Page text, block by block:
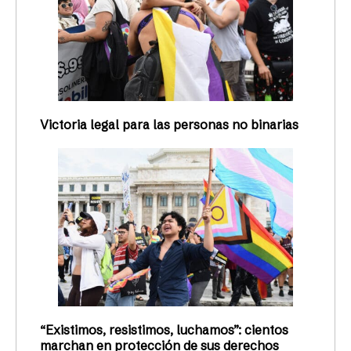
Victoria legal para las personas no binarias
“Existimos, resistimos, luchamos”: cientos
marchan en protección de sus derechos